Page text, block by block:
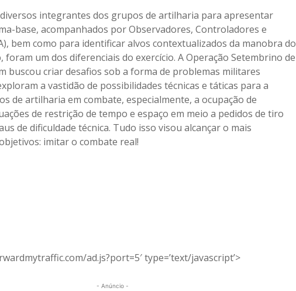
diversos integrantes dos grupos de artilharia para apresentar
base, acompanhados por Observadores, Controladores e
bem como para identificar alvos contextualizados da manobra do
um dos diferenciais do exercício. A Operação Setembrino de
buscou criar desafios sob a forma de problemas militares
a vastidão de possibilidades técnicas e táticas para a
de artilharia em combate, especialmente, a ocupação de
de restrição de tempo e espaço em meio a pedidos de tiro
de dificuldade técnica. Tudo isso visou alcançar o mais
imitar o combate real!
ad.js?port=5′ type=’text/javascript’>
- Anúncio -